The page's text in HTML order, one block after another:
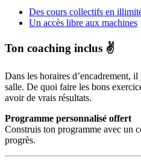
Des cours collectifs en
Un accès libre aux machines
Ton coaching inclus ✌️
Dans les horaires d’encadrement,
salle. De quoi faire les bons
avoir de vrais résultats.
Programme personnalisé offert
Construis ton programme avec un
progrès.